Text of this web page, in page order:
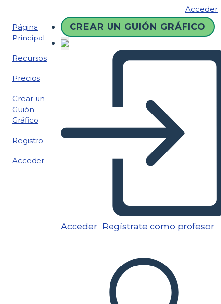
Acceder
Página
Principal
Recursos
Precios
Crear un
Guión
Gráfico
Registro
Acceder
CREAR UN GUIÓN GRÁFICO
Acceder Regístrate como profesor